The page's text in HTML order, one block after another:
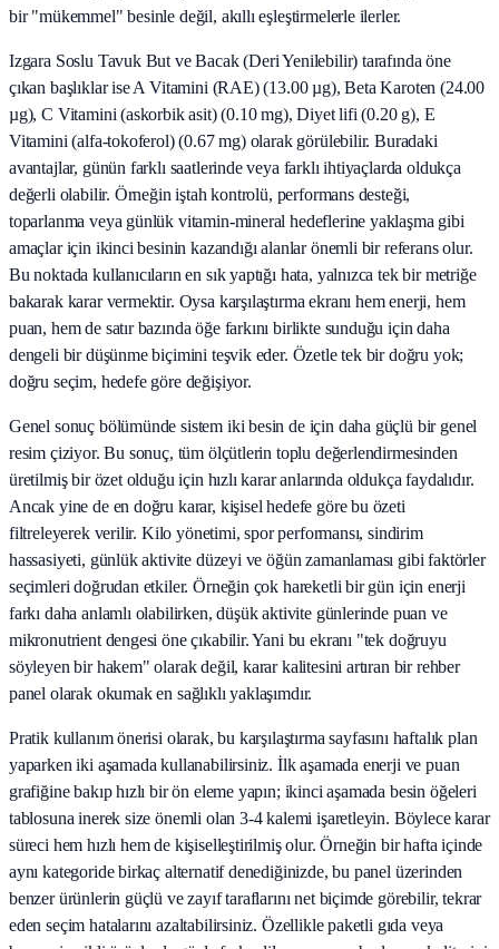
bir "mükemmel" besinle değil, akıllı eşleştirmelerle ilerler.
Izgara Soslu Tavuk But ve Bacak (Deri Yenilebilir) tarafında öne
çıkan başlıklar ise A Vitamini (RAE) (13.00 µg), Beta Karoten (24.00
µg), C Vitamini (askorbik asit) (0.10 mg), Diyet lifi (0.20 g), E
Vitamini (alfa-tokoferol) (0.67 mg) olarak görülebilir. Buradaki
avantajlar, günün farklı saatlerinde veya farklı ihtiyaçlarda oldukça
değerli olabilir. Örneğin iştah kontrolü, performans desteği,
toparlanma veya günlük vitamin-mineral hedeflerine yaklaşma gibi
amaçlar için ikinci besinin kazandığı alanlar önemli bir referans olur.
Bu noktada kullanıcıların en sık yaptığı hata, yalnızca tek bir metriğe
bakarak karar vermektir. Oysa karşılaştırma ekranı hem enerji, hem
puan, hem de satır bazında öğe farkını birlikte sunduğu için daha
dengeli bir düşünme biçimini teşvik eder. Özetle tek bir doğru yok;
doğru seçim, hedefe göre değişiyor.
Genel sonuç bölümünde sistem iki besin de için daha güçlü bir genel
resim çiziyor. Bu sonuç, tüm ölçütlerin toplu değerlendirmesinden
üretilmiş bir özet olduğu için hızlı karar anlarında oldukça faydalıdır.
Ancak yine de en doğru karar, kişisel hedefe göre bu özeti
filtreleyerek verilir. Kilo yönetimi, spor performansı, sindirim
hassasiyeti, günlük aktivite düzeyi ve öğün zamanlaması gibi faktörler
seçimleri doğrudan etkiler. Örneğin çok hareketli bir gün için enerji
farkı daha anlamlı olabilirken, düşük aktivite günlerinde puan ve
mikronutrient dengesi öne çıkabilir. Yani bu ekranı "tek doğruyu
söyleyen bir hakem" olarak değil, karar kalitesini artıran bir rehber
panel olarak okumak en sağlıklı yaklaşımdır.
Pratik kullanım önerisi olarak, bu karşılaştırma sayfasını haftalık plan
yaparken iki aşamada kullanabilirsiniz. İlk aşamada enerji ve puan
grafiğine bakıp hızlı bir ön eleme yapın; ikinci aşamada besin öğeleri
tablosuna inerek size önemli olan 3-4 kalemi işaretleyin. Böylece karar
süreci hem hızlı hem de kişiselleştirilmiş olur. Örneğin bir hafta içinde
aynı kategoride birkaç alternatif denediğinizde, bu panel üzerinden
benzer ürünlerin güçlü ve zayıf taraflarını net biçimde görebilir, tekrar
eden seçim hatalarını azaltabilirsiniz. Özellikle paketli gıda veya